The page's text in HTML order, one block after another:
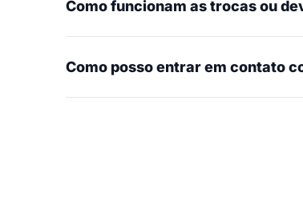
Como funcionam as trocas ou
Como posso entrar em contato